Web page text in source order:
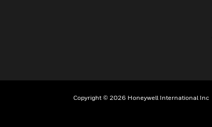
Copyright © 2026 Honeywell International Inc